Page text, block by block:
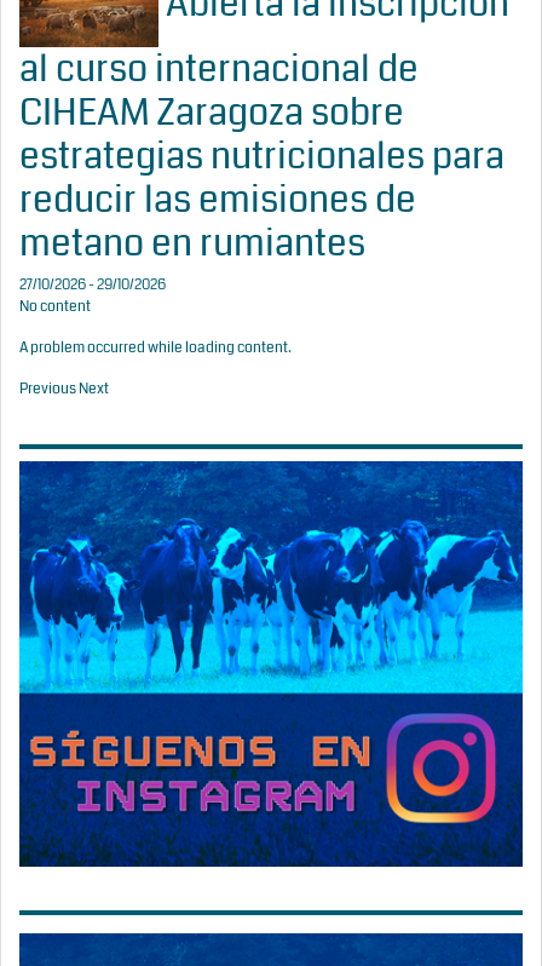
al curso internacional de
CIHEAM Zaragoza sobre
estrategias nutricionales para
reducir las emisiones de
metano en rumiantes
27/10/2026 - 29/10/2026
No content
A problem occurred while loading content.
PreviousNext